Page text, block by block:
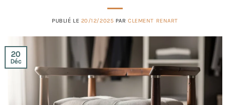
PUBLIÉ LE 20/12/2025 PARCLEMENT RENART
20
Déc